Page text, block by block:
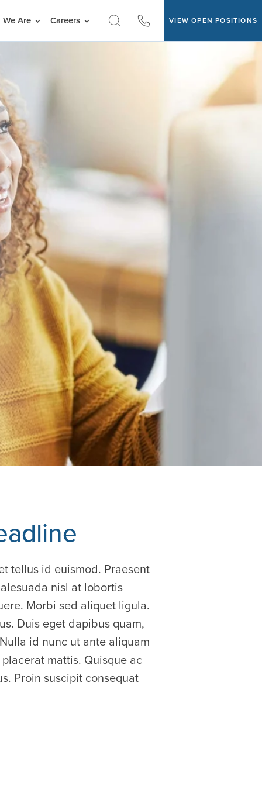
Are Careers VIEW OPEN POSITIONS
tellus id euismod. Praesent
nisl at lobortis
Morbi sed aliquet ligula.
Duis eget dapibus quam,
id nunc ut ante aliquam
mattis. Quisque ac
Proin suscipit consequat